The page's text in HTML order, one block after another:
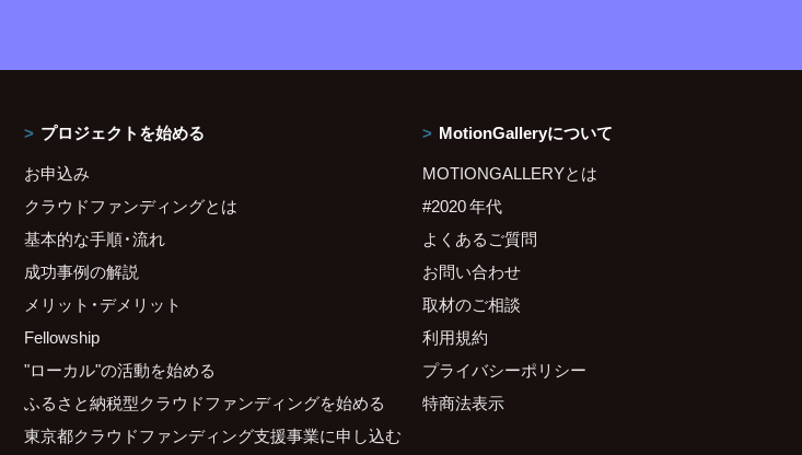
プロジェクトを始める
お申込み
クラウドファンディングとは
基本的な手順・流れ
成功事例の解説
メリット・デメリット
Fellowship
"ローカル"の活動を始める
ふるさと納税型クラウドファンディングを始める
東京都クラウドファンディング支援事業に申し込む
MotionGalleryについて
MOTIONGALLERYとは
#2020 年代
よくあるご質問
お問い合わせ
取材のご相談
利用規約
プライバシーポリシー
特商法表示